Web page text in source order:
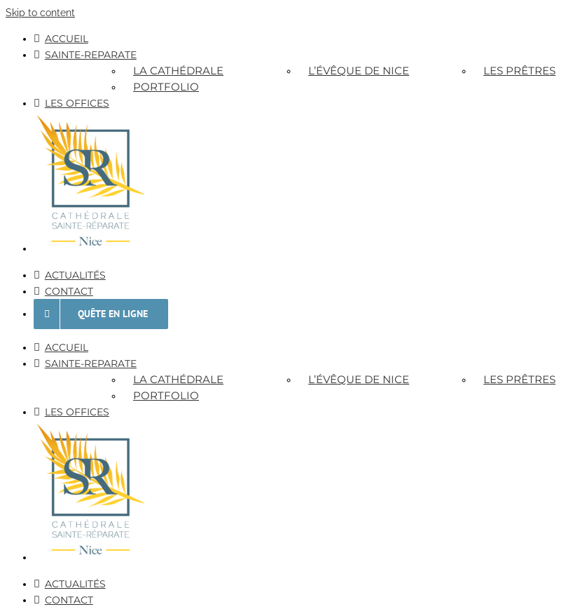
Skip to content
ACCUEIL
SAINTE-REPARATE
LA CATHÉDRALE L’ÉVÊQUE DE NICE LES PRÊTRES
PORTFOLIO
LES OFFICES
ACTUALITÉS
CONTACT
QUÊTE EN LIGNE
ACCUEIL
SAINTE-REPARATE
LA CATHÉDRALE L’ÉVÊQUE DE NICE LES PRÊTRES
PORTFOLIO
LES OFFICES
ACTUALITÉS
CONTACT